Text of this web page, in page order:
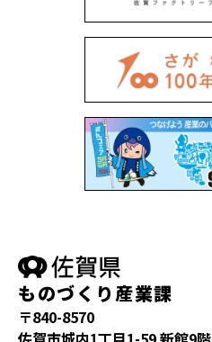
ものづくり産業課
〒840-8570